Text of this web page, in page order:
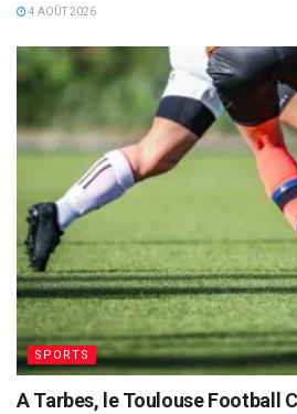
4 AOÛT 2026
SPORTS
A Tarbes, le Toulouse Football